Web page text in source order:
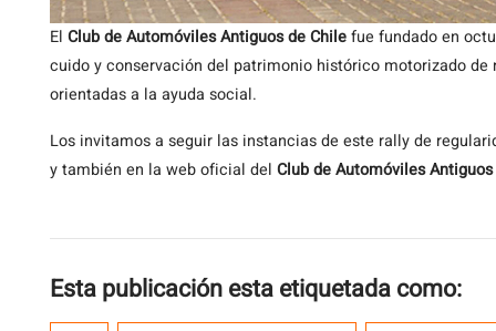
El Club de Automóviles Antiguos de Chilefue fundado en
cuido y conservación del patrimonio histórico motorizado
orientadas a la ayuda social.
Los invitamos a seguir las instancias de este rally de
y también en la web oficial del Club de Automóviles
Esta publicación esta etiquetada como: